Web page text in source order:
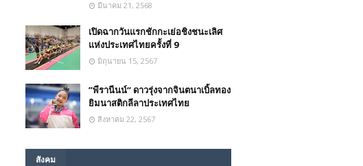
มีนาคม 21, 2568
เปิดฉากวันแรกชักกะเย่อชิงชนะเลิศ
แห่งประเทศไทยครั้งที่ 9
มิถุนายน 15, 2567
”พีรานีนน์“​ ดาวรุ่งจากจินตนาเบิ้ลทอง
ยิมนาสติกลีลาประเทศไทย
สิงหาคม 22, 2567
สังคม